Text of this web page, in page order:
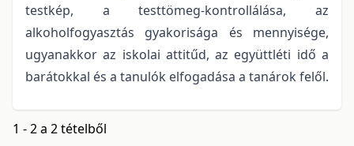
testkép, a testtömeg-kontrollálása, az
alkoholfogyasztás gyakorisága és mennyisége,
ugyanakkor az iskolai attitűd, az együttléti idő a
barátokkal és a tanulók elfogadása a tanárok felől.
1 - 2 a 2 tételből